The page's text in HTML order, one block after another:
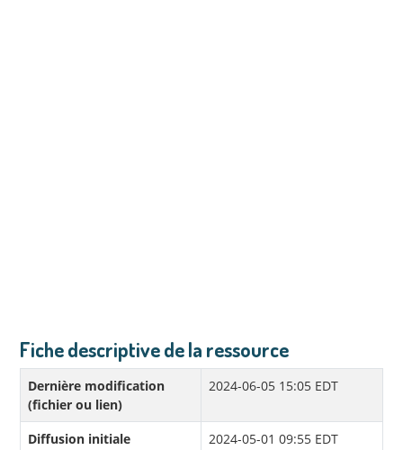
Fiche descriptive de la ressource
Dernière modification
(fichier ou lien)
2024-06-05 15:05 EDT
Diffusion initiale
2024-05-01 09:55 EDT